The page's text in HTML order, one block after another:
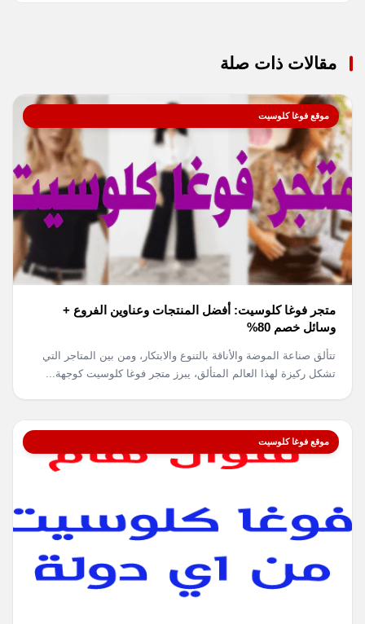
مقالات ذات صلة
موقع فوغا كلوسيت
متجر فوغا كلوسيت: أفضل المنتجات وعناوين الفروع +
وسائل خصم 80%
تتألق صناعة الموضة والأناقة بالتنوع والابتكار، ومن بين المتاجر التي
تشكل ركيزة لهذا العالم المتألق، يبرز متجر فوغا كلوسيت كوجهة...
موقع فوغا كلوسيت